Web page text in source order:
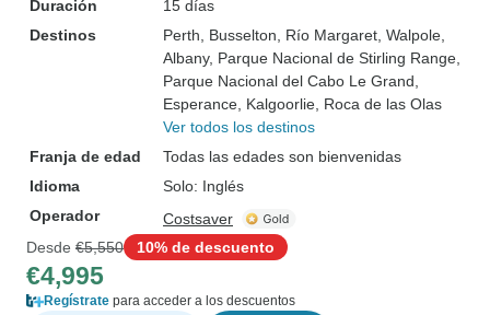
Duración
15 días
Destinos
Perth , Busselton , Río Margaret , Walpole
Albany, Parque Nacional de Stirling Range
Parque Nacional del Cabo Le Grand
Esperance , Kalgoorlie , Roca de las Olas
Ver todos los destinos
Franja de edad
Todas las edades son bienvenidas
Idioma
Solo: Inglés
Operador
Costsaver
Desde €5,550 10% de descuento
€4,995
Regístrate para acceder a los descuentos